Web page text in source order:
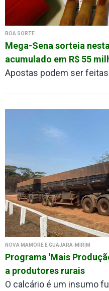
BOA SORTE
Mega-Sena sorteia
acumulado em R$ 55
Apostas podem ser
NOVA MAMORÉ E GUAJARÁ-MIRIM
Programa 'Mais
a produtores rurais
O calcário é um insumo